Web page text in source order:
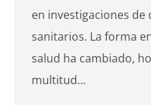
en investigaciones
sanitarios. La forma
salud ha cambiado,
multitud…